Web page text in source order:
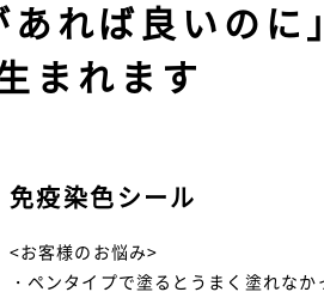
れば良いのに
まれます
免疫染色シール
<お客様のお悩み>
・ペンタイプで塗るとうまく塗れな